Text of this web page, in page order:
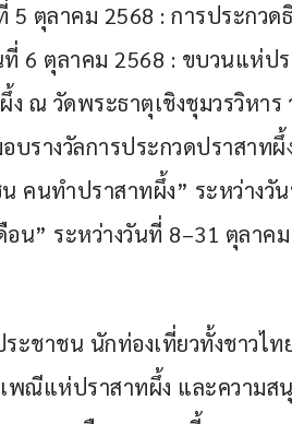
5 ตุลาคม 2568 : การประกว
6 ตุลาคม 2568 : ขบวนแห่ป
ง ณ วัดพระธาตุเชิงชุมวรวิห
รางวัลการประกวดปราสาท
ชน คนทำปราสาทผึ้ง” ระหว่า
อน” ระหว่างวันที่ 8–31 ตุลา
ะชาชน นักท่องเที่ยวทั้งชาวไท
พณีแห่ปราสาทผึ้ง และความส